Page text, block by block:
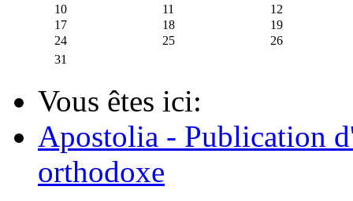
10 11
12
17
18
19
24
25
26
31
Vous êtes ici:
Apostolia - Publication
orthodoxe